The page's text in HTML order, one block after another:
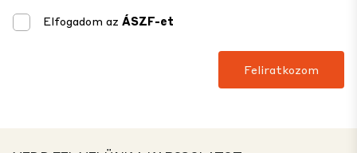
Elfogadom az ÁSZF-et